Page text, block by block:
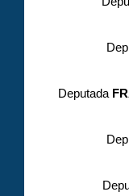
Deputada